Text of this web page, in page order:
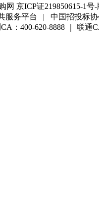
网 京ICP证219850615-1号
服务平台 | 中国招投标
：400-620-8888 ｜ 联通